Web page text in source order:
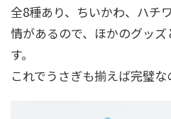
全8種あり、ちいかわ、ハチ
情があるので、ほかのグッ
す。
これでうさぎも揃えば完璧な